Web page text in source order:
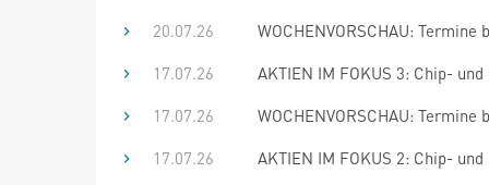
20.07.26
WOCHENVORSCHAU: Termine
17.07.26
AKTIEN IM FOKUS 3: Chip-
17.07.26
WOCHENVORSCHAU: Termine
17.07.26
AKTIEN IM FOKUS 2: Chip-